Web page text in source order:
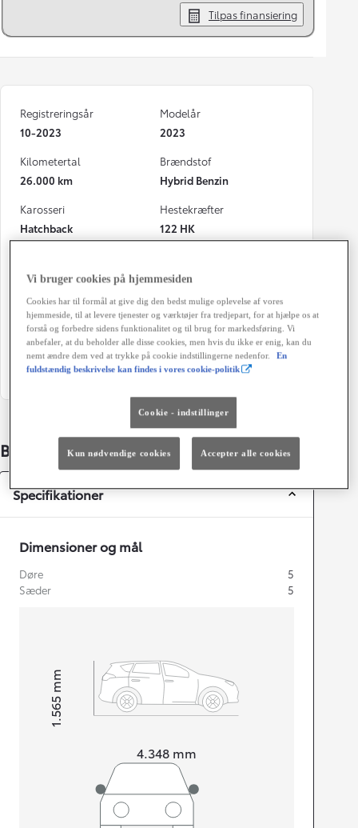
Tilpas finansiering
Registreringsår
10-2023
Modelår
2023
Kilometertal
26.000 km
Brændstof
Hybrid Benzin
Karosseri
Hatchback
Hestekræfter
122 HK
86 g/km
Automatisk gearkasse
Døre
Farve
Pearl white
Grøn ejerafgift (årligt)
1.200 kr.
Bildetaljer
Specifikationer
Dimensioner og mål
Døre
5
Sæder
5
4.348 mm
Højt1.565
mm
Vi bruger cookies på hjemmesiden
Cookies har til formål at give dig den bedst mulige oplevelse af vores
hjemmeside, til at levere tjenester og værktøjer fra tredjepart, for at hjælpe os at
forstå og forbedre sidens funktionalitet og til brug for markedsføring. Vi
anbefaler, at du beholder alle disse cookies, men hvis du ikke er enig, kan du
nemt ændre dem ved at trykke på cookie indstillingerne nedenfor.
En
fuldstændig beskrivelse kan findes i vores cookie-politik
Cookie - indstillinger
Kun nødvendige cookies Accepter alle cookies